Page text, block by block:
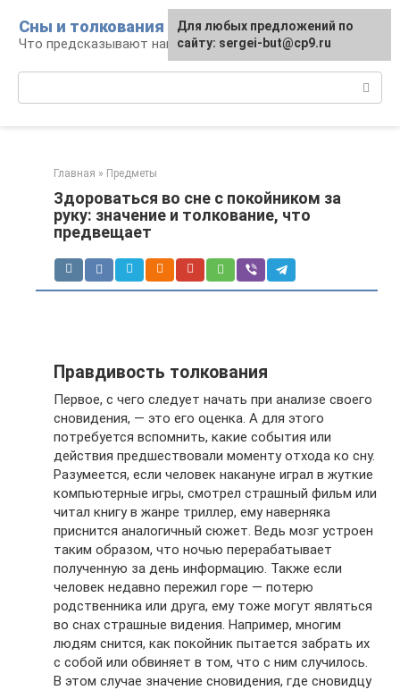
контенту
Сны и толкования
Что предсказывают нам наши сны
Главная » Предметы
Здороваться во сне с покойником за
руку: значение и толкование, что
предвещает
Правдивость толкования
Первое, с чего следует начать при анализе своего
сновидения, — это его оценка. А для этого
потребуется вспомнить, какие события или
действия предшествовали моменту отхода ко сну.
Разумеется, если человек накануне играл в жуткие
компьютерные игры, смотрел страшный фильм или
читал книгу в жанре триллер, ему наверняка
приснится аналогичный сюжет. Ведь мозг устроен
таким образом, что ночью перерабатывает
полученную за день информацию. Также если
человек недавно пережил горе — потерю
родственника или друга, ему тоже могут являться
во снах страшные видения. Например, многим
людям снится, как покойник пытается забрать их
с собой или обвиняет в том, что с ним случилось.
В этом случае значение сновидения, где сновидцу
Для любых предложений по
сайту: sergei-but@cp9.ru